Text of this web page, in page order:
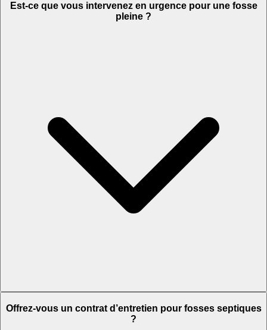
Est-ce que vous intervenez en urgence pour une fosse
pleine ?
Offrez-vous un contrat d’entretien pour fosses septiques
?